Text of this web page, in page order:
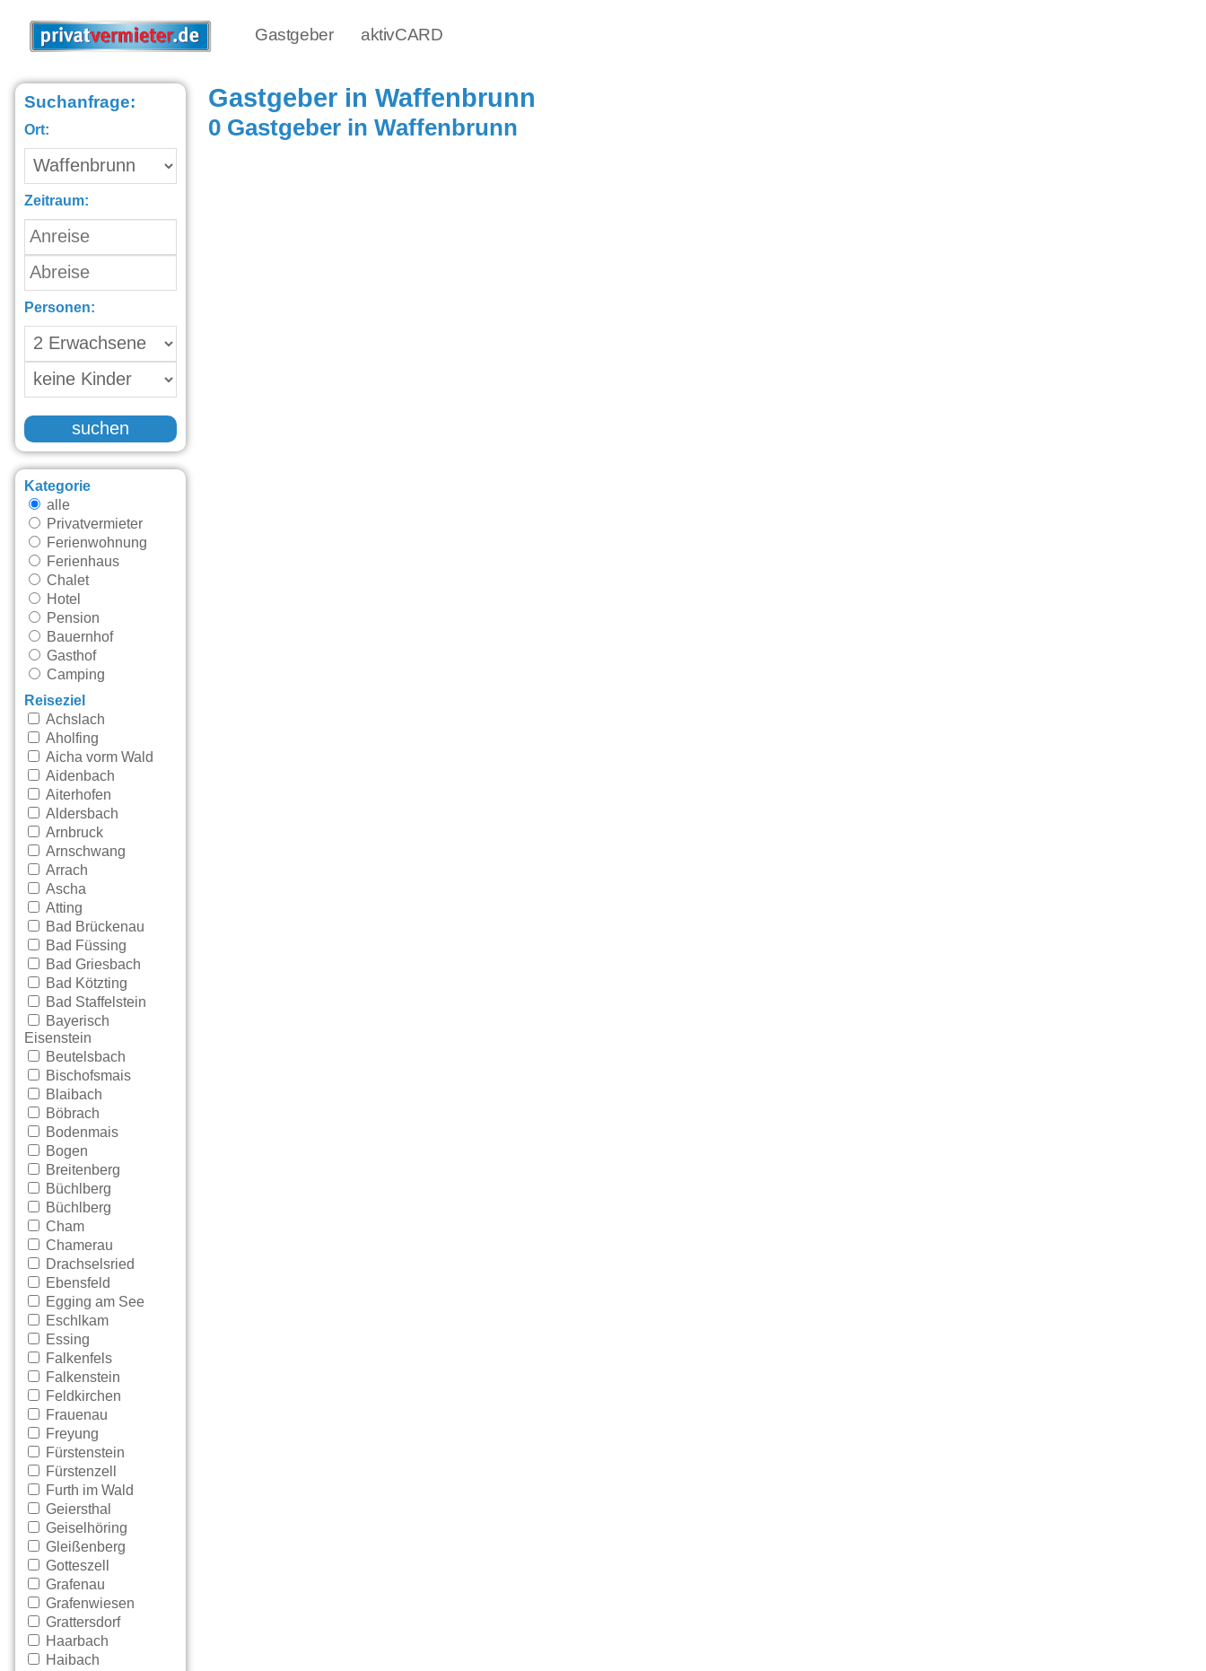
Gastgeber aktivCARD
Suchanfrage:
Ort:
Zeitraum:
Personen:
suchen
Kategorie
alle
Privatvermieter
Ferienwohnung
Ferienhaus
Chalet
Hotel
Pension
Bauernhof
Gasthof
Camping
Reiseziel
Achslach
Aholfing
Aicha vorm Wald
Aidenbach
Aiterhofen
Aldersbach
Arnbruck
Arnschwang
Arrach
Ascha
Atting
Bad Brückenau
Bad Füssing
Bad Griesbach
Bad Kötzting
Bad Staffelstein
Bayerisch
Eisenstein
Beutelsbach
Bischofsmais
Blaibach
Böbrach
Bodenmais
Bogen
Breitenberg
Büchlberg
Büchlberg
Cham
Chamerau
Drachselsried
Ebensfeld
Egging am See
Eschlkam
Essing
Falkenfels
Falkenstein
Feldkirchen
Frauenau
Freyung
Fürstenstein
Fürstenzell
Furth im Wald
Geiersthal
Geiselhöring
Gleißenberg
Gotteszell
Grafenau
Grafenwiesen
Grattersdorf
Haarbach
Haibach
Gastgeber in Waffenbrunn
0 Gastgeber in Waffenbrunn